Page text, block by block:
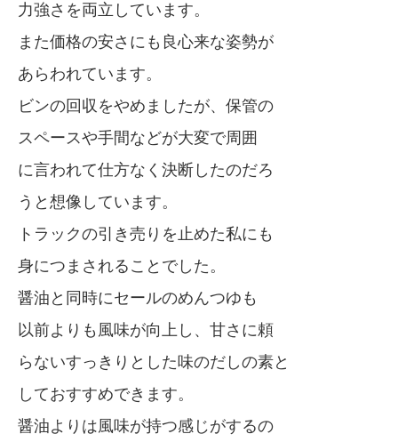
力強さを両立しています。
また価格の安さにも良心来な姿勢が
あらわれています。
ビンの回収をやめましたが、保管の
スペースや手間などが大変で周囲
に言われて仕方なく決断したのだろ
うと想像しています。
トラックの引き売りを止めた私にも
身につまされることでした。
醤油と同時にセールのめんつゆも
以前よりも風味が向上し、甘さに頼
らないすっきりとした味のだしの素と
しておすすめできます。
醤油よりは風味が持つ感じがするの